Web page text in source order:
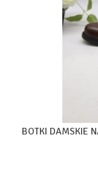
BOTKI DAMSKIE